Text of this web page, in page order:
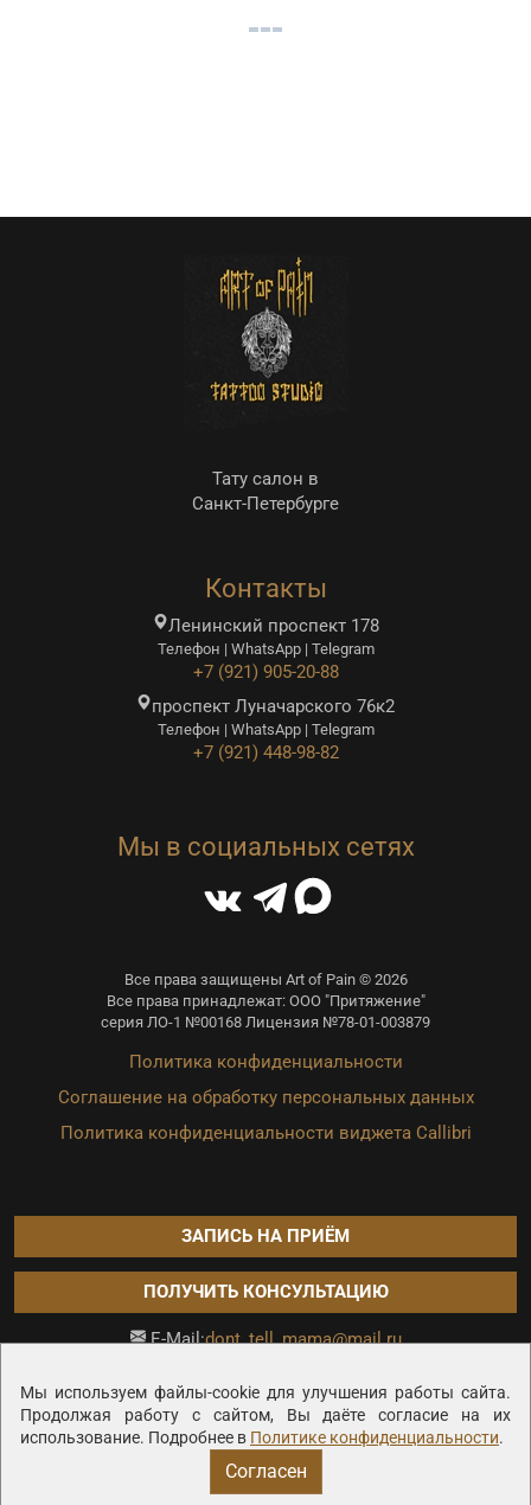
Мы используем файлы-cookie для улучшения работы сайта.
Продолжая работу с сайтом, Вы даёте согласие на их
использование. Подробнее в Политике конфиденциальности.
Согласен
Тату салон в
Санкт-Петербурге
Контакты
Ленинский проспект 178
Телефон | WhatsApp | Telegram
+7 (921) 905-20-88
проспект Луначарского 76к2
Телефон | WhatsApp | Telegram
+7 (921) 448-98-82
Мы в социальных сетях
Все права защищены Art of Pain © 2026
Все права принадлежат: ООО "Притяжение"
серия ЛО-1 №00168 Лицензия №78-01-003879
Политика конфиденциальности
Соглашение на обработку персональных данных
Политика конфиденциальности виджета Callibri
ЗАПИСЬ НА ПРИЁМ
ПОЛУЧИТЬ КОНСУЛЬТАЦИЮ
E-Mail:dont_tell_mama@mail.ru